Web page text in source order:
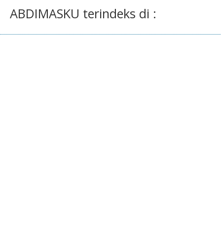
ABDIMASKU terindeks di :